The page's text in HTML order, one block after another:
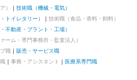
）
技術職（機械・電気）
トイレタリー）
技術職（食品・香料・飼料）
不動産・プラント・工場）
ーム・専門事務所・監査法人）
職
販売・サービス職
事務・アシスタント
医療系専門職